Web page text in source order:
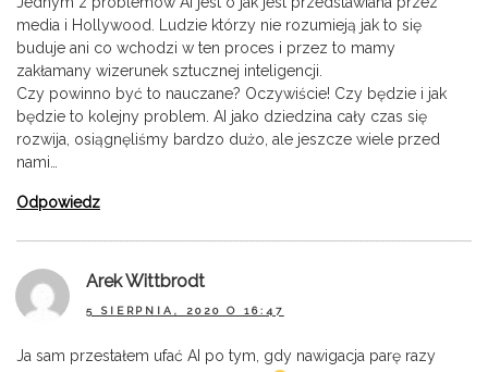
media i Hollywood. Ludzie którzy nie rozumieją jak to się
buduje ani co wchodzi w ten proces i przez to mamy
zakłamany wizerunek sztucznej inteligencji.
Czy powinno być to nauczane? Oczywiście! Czy będzie i jak
będzie to kolejny problem. AI jako dziedzina cały czas się
rozwija, osiągnęliśmy bardzo dużo, ale jeszcze wiele przed
nami…
Odpowiedz
Arek Wittbrodt
5 SIERPNIA, 2020 O 16:47
Ja sam przestałem ufać AI po tym, gdy nawigacja parę razy